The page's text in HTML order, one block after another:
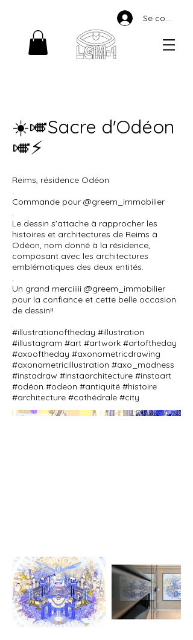
Se connecter
☀️🎺Sacre d'Odéon
🎺⚡
Reims, résidence Odéon
.
Commande pour @greem_immobilier
.
Le dessin s'attache à rapprocher les
histoires et architectures de Reims à
Odéon, nom donné à la résidence,
composant avec les architectures
emblématiques des deux entités.
.
Un grand merciiiii @greem_immobilier
pour la confiance et cette belle occasion
de dessin!!
.
#illustrationoftheday #illustration
#illustagram #art #artwork #artoftheday
#axooftheday #axonometricdrawing
#axonometricillustration #axo_madness
#instadraw #instaarchitecture #instaart
#odéon #odeon #antiquité #histoire
#architecture #cathédrale #city